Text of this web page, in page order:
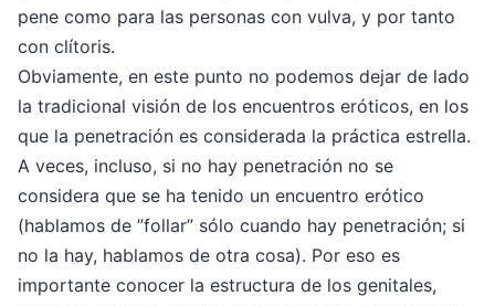
pene como para las personas con vulva, y por tanto
con clítoris.
Obviamente, en este punto no podemos dejar de lado
la tradicional visión de los encuentros eróticos, en los
que la penetración es considerada la práctica estrella.
A veces, incluso, si no hay penetración no se
considera que se ha tenido un encuentro erótico
(hablamos de ”follar” sólo cuando hay penetración; si
no la hay, hablamos de otra cosa). Por eso es
importante conocer la estructura de los genitales,